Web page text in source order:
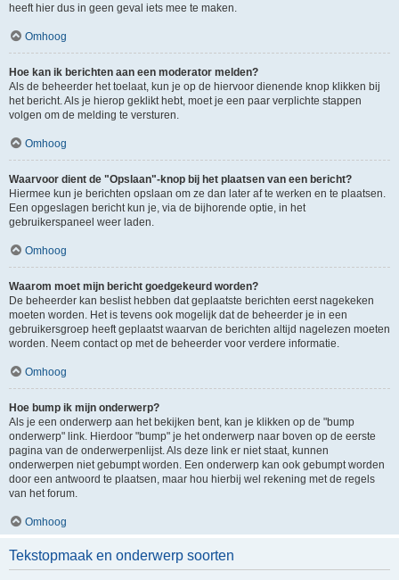
heeft hier dus in geen geval iets mee te maken.
Omhoog
Hoe kan ik berichten aan een moderator melden?
Als de beheerder het toelaat, kun je op de hiervoor dienende knop klikken bij
het bericht. Als je hierop geklikt hebt, moet je een paar verplichte stappen
volgen om de melding te versturen.
Omhoog
Waarvoor dient de "Opslaan"-knop bij het plaatsen van een bericht?
Hiermee kun je berichten opslaan om ze dan later af te werken en te plaatsen.
Een opgeslagen bericht kun je, via de bijhorende optie, in het
gebruikerspaneel weer laden.
Omhoog
Waarom moet mijn bericht goedgekeurd worden?
De beheerder kan beslist hebben dat geplaatste berichten eerst nagekeken
moeten worden. Het is tevens ook mogelijk dat de beheerder je in een
gebruikersgroep heeft geplaatst waarvan de berichten altijd nagelezen moeten
worden. Neem contact op met de beheerder voor verdere informatie.
Omhoog
Hoe bump ik mijn onderwerp?
Als je een onderwerp aan het bekijken bent, kan je klikken op de "bump
onderwerp" link. Hierdoor "bump" je het onderwerp naar boven op de eerste
pagina van de onderwerpenlijst. Als deze link er niet staat, kunnen
onderwerpen niet gebumpt worden. Een onderwerp kan ook gebumpt worden
door een antwoord te plaatsen, maar hou hierbij wel rekening met de regels
van het forum.
Omhoog
Tekstopmaak en onderwerp soorten